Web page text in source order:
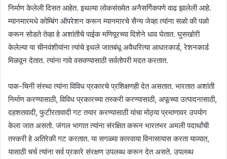
निर्माण केलेली दिसत आहेत. इथल्या लोकसंख्येत अनैसर्गिकपणे वाढ झालेली आहे.
म्यानमारमधे कोम्बिंग ऑपरेशन करून म्यानमारचे सैन्य जेव्हा त्यांना सळो की पळो
करून सोडते तेव्हा हे अशांतीचे पाईक मणिपूरच्या दिशेने धाव घेतात. घुसखोरी
केलेल्या या चीनवंशीयांना त्यांचे इथले जातबंधू अवैधरित्या आधारकार्ड, रेशनकार्ड
मिळवून देतात. त्यांना गावे वसवण्यासाठी सर्वतोपरी मदत करतात.
पाक-चिनी संस्था त्यांना विविध प्रकारचे प्रशिक्षणही देत असतात. भारतात अशांती
निर्माण करण्यासाठी, विविध प्रकारच्या तस्करी करण्यासाठी, अफूच्या उत्पादनासाठी,
दहशतवादी, फुटीरतावादी गट तयार करण्यासाठी यांचा मोठ्या प्रमाणावर उपयोग
केला जात असतो. जंगल भागात त्यांना संरक्षित करून भारतभर अमली पदार्थांची
तस्करी हे अतिरेकी गट करतात. या सगळ्या कारवाया विनासायास करता याव्यात,
यासाठी चर्च त्यांना सर्व प्रकारे संरक्षण उपलब्ध करून देत असते. उपलब्ध